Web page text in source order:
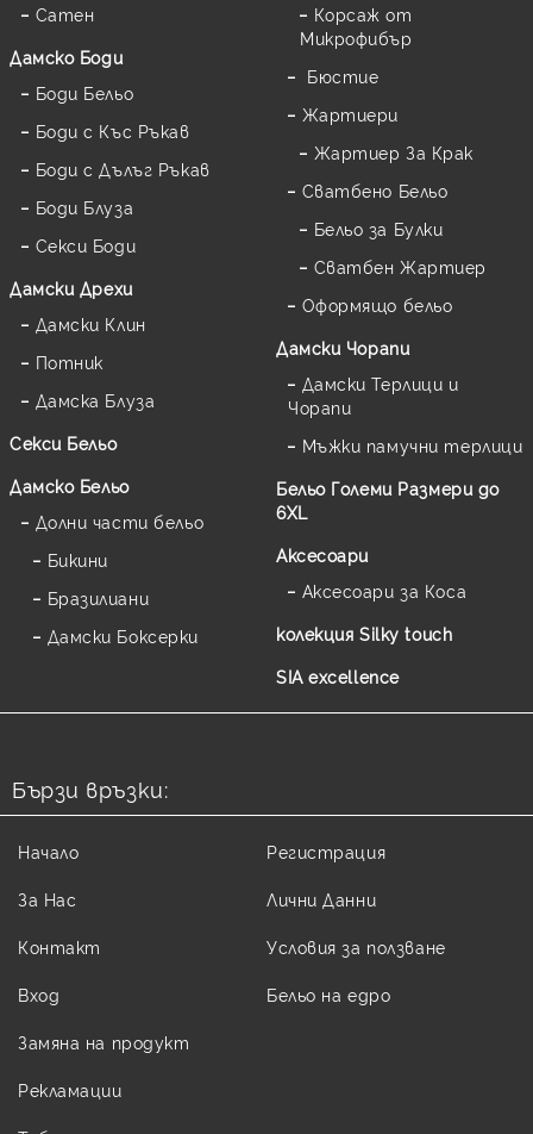
Сатен
Дамскo Боди
Боди Бельо
Боди с Къс Ръкав
Боди с Дълъг Ръкав
Боди Блуза
Секси Боди
Дамски Дрехи
Дамски Клин
Потник
Дамска Блуза
Секси Бельо
Дамско Бельо
Долни части бельо
Бикини
Бразилиани
Дамски Боксерки
Корсаж от
Микрофибър
Бюстие
Жартиери
Жартиер За Крак
Сватбено Бельо
Бельо за Булки
Сватбен Жартиер
Оформящо бельо
Дамски Чорапи
Дамски Терлици и
Чорапи
Мъжки памучни терлици
Бельо Големи Размери до
6XL
Аксесоари
Аксесоари за Коса
колекция Silky touch
SIA excellence
Бързи връзки:
Начало
За Нас
Контакт
Вход
Регистрация
Лични Данни
Условия за ползване
Бельо на едро
Замяна на продукт
Рекламации